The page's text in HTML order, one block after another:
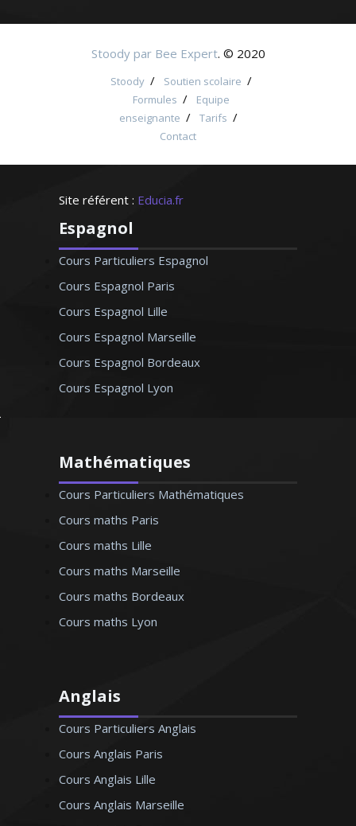
Stoody par Bee Expert. © 2020
Stoody / Soutien scolaire /
Formules /
Equipe
enseignante / Tarifs /
Contact
Site référent : Educia.fr
Espagnol
Cours Particuliers Espagnol
Cours Espagnol Paris
Cours Espagnol Lille
Cours Espagnol Marseille
Cours Espagnol Bordeaux
Cours Espagnol Lyon
Mathématiques
Cours Particuliers Mathématiques
Cours maths Paris
Cours maths Lille
Cours maths Marseille
Cours maths Bordeaux
Cours maths Lyon
Anglais
Cours Particuliers Anglais
Cours Anglais Paris
Cours Anglais Lille
Cours Anglais Marseille